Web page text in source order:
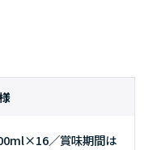
／賞味期間は